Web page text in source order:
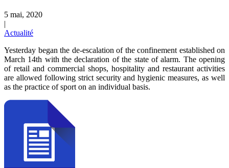
5 mai, 2020
|
Actualité
Yesterday began the de-escalation of the confinement established on
March 14th with the declaration of the state of alarm. The opening
of retail and commercial shops, hospitality and restaurant activities
are allowed following strict security and hygienic measures, as well
as the practice of sport on an individual basis.